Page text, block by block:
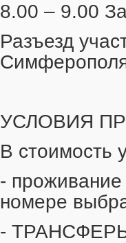
8.00 – 9.00
Разъезд
УСЛОВИЯ
В стоимость
-
номере
- ТРАНСФЕРЫ